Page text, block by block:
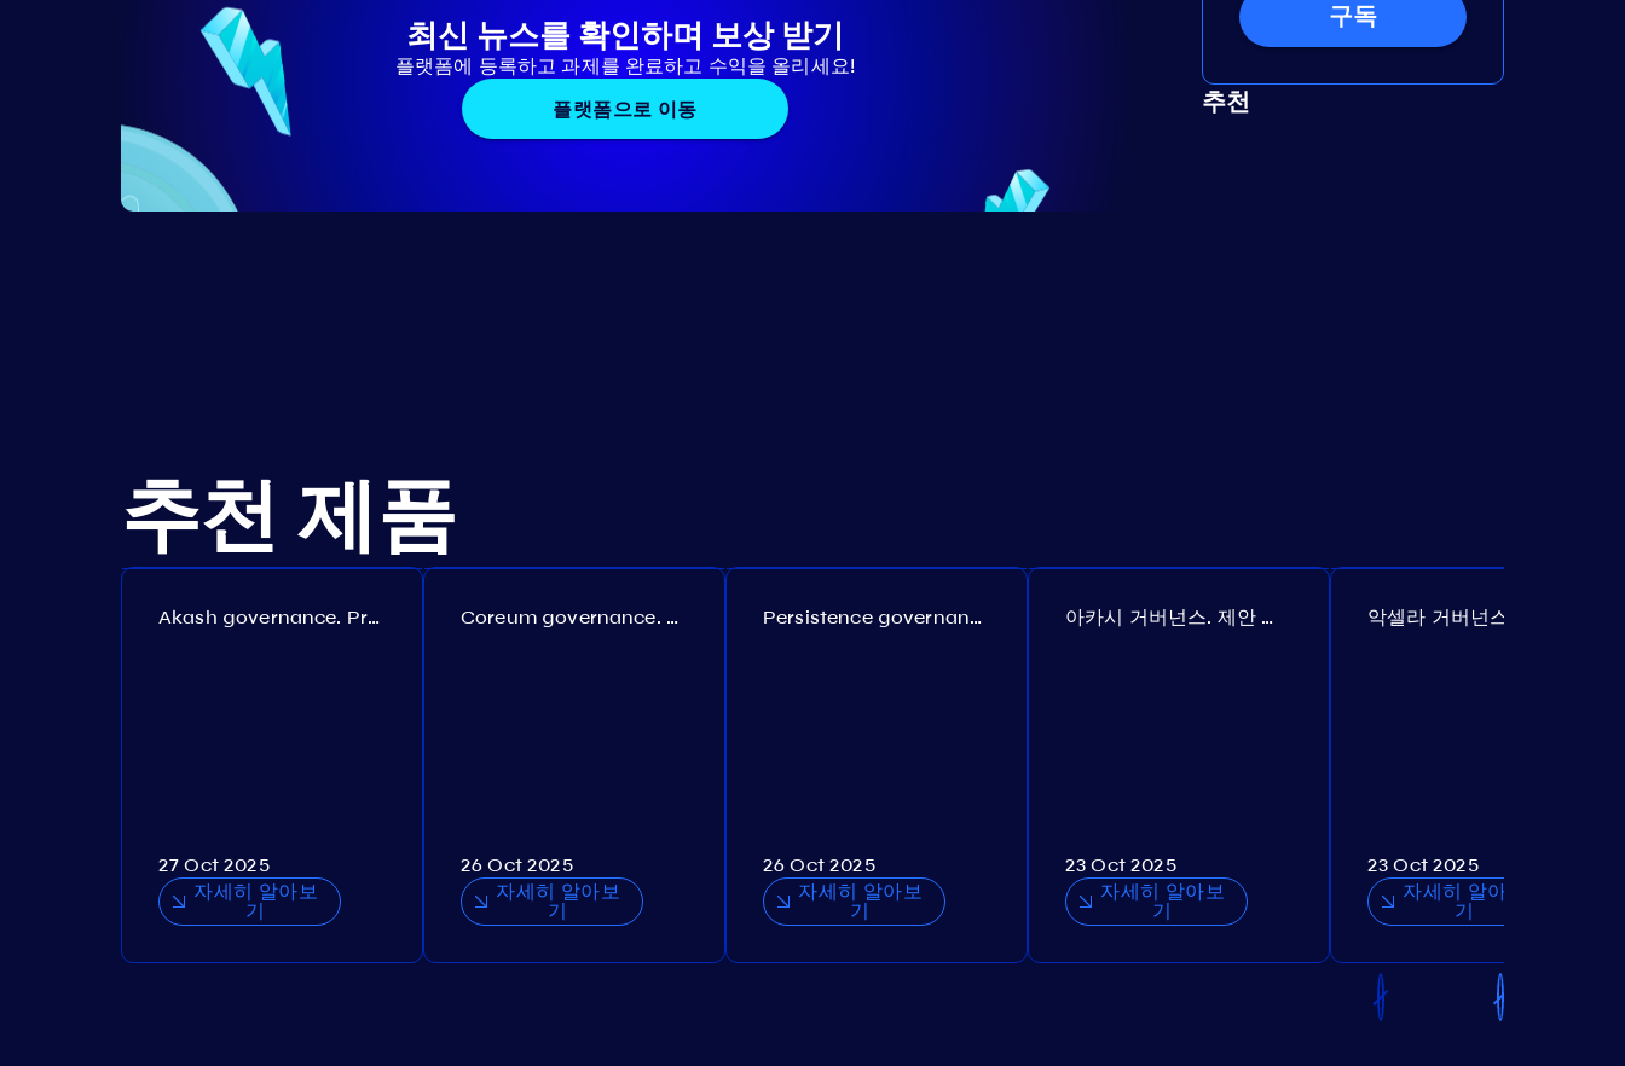
최신 뉴스를 확인하며 보상 받기
플랫폼에 등록하고 과제를 완료하고 수익을 올리세요!
플랫폼으로 이동
구독
추천
추천 제품
Akash governance. Proposal №308
27 Oct 2025
자세히 알아보
기
Coreum governance. Proposal №22
26 Oct 2025
자세히 알아보
기
Persistence governance. Proposal №150
26 Oct 2025
자세히 알아보
기
아카시 거버넌스. 제안 №307
23 Oct 2025
자세히 알아보
기
23 Oct 2025
자세히 알아보
기